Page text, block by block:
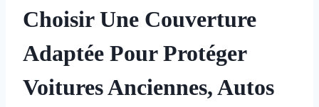
Choisir Une Couverture
Adaptée Pour Protéger
Voitures Anciennes, Autos